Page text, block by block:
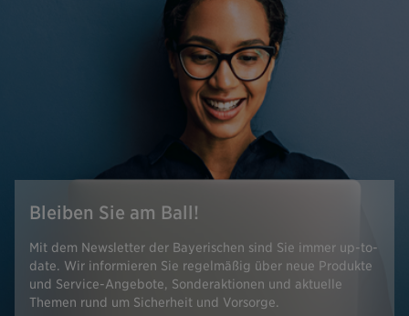
Bleiben Sie am Ball!
Mit dem Newsletter der Bayerischen sind Sie immer up-to-
date. Wir informieren Sie regelmäßig über neue Produkte
und Service-Angebote, Sonderaktionen und aktuelle
Themen rund um Sicherheit und Vorsorge.